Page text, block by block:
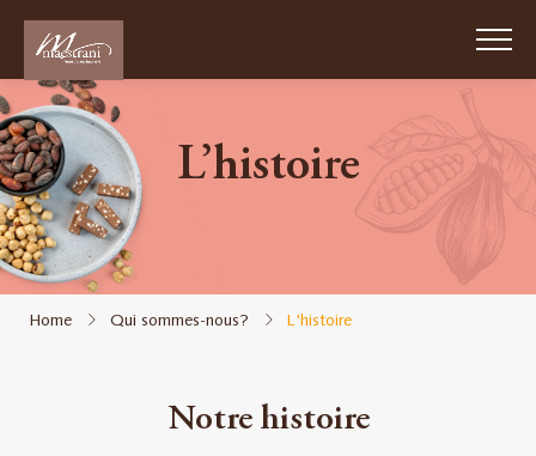
content
Passion
Chocolat
Suisse
1852
Qui
L’histoire
Home Qui sommes-nous? L'histoire
Notre histoire